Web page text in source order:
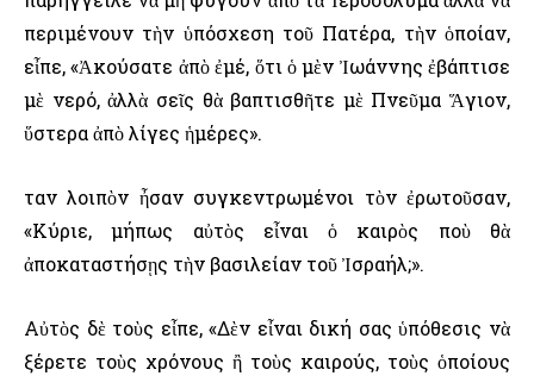
περιμένουν τὴν ὑπόσχεση τοῦ Πατέρα, τὴν ὁποίαν,
εἶπε, «Ἀκούσατε ἀπὸ ἐμέ, ὅτι ὁ μὲν Ἰωάννης ἐβάπτισε
μὲ νερό, ἀλλὰ σεῖς θὰ βαπτισθῆτε μὲ Πνεῦμα Ἅγιον,
ὕστερα ἀπὸ λίγες ἡμέρες».
Ὅταν λοιπὸν ἦσαν συγκεντρωμένοι τὸν ἐρωτοῦσαν,
«Κύριε, μήπως αὐτὸς εἶναι ὁ καιρὸς ποὺ θὰ
ἀποκαταστήσῃς τὴν βασιλείαν τοῦ Ἰσραήλ;».
Αὐτὸς δὲ τοὺς εἶπε, «Δὲν εἶναι δική σας ὑπόθεσις νὰ
ξέρετε τοὺς χρόνους ἢ τοὺς καιρούς, τοὺς ὁποίους